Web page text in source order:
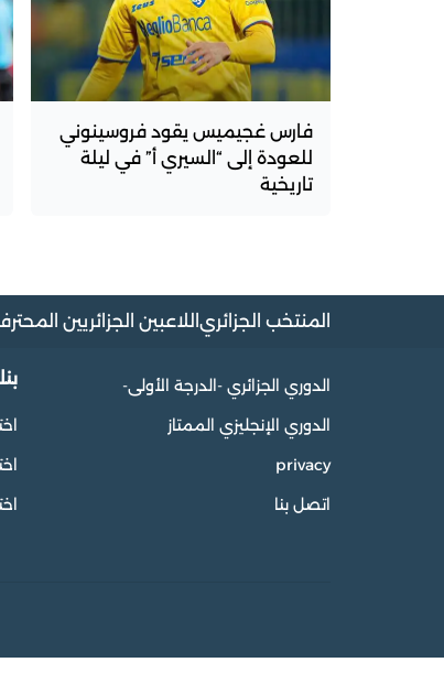
فارس غجيميس يقود فروسينوني
للعودة إلى “السيري أ” في ليلة
تاريخية
المنتخب الجزائري اللاعبين الجزائريين
الدوري الجزائري -الدرجة الأولى-
الدوري الإنجليزي الممتاز
privacy
اتصل بنا